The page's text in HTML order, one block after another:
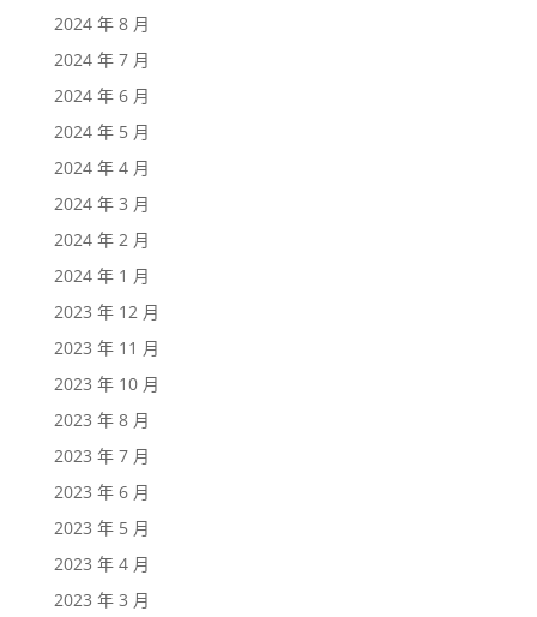
2024 年 8 月
2024 年 7 月
2024 年 6 月
2024 年 5 月
2024 年 4 月
2024 年 3 月
2024 年 2 月
2024 年 1 月
2023 年 12 月
2023 年 11 月
2023 年 10 月
2023 年 8 月
2023 年 7 月
2023 年 6 月
2023 年 5 月
2023 年 4 月
2023 年 3 月